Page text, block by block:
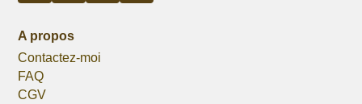
A propos
Contactez-moi
FAQ
CGV